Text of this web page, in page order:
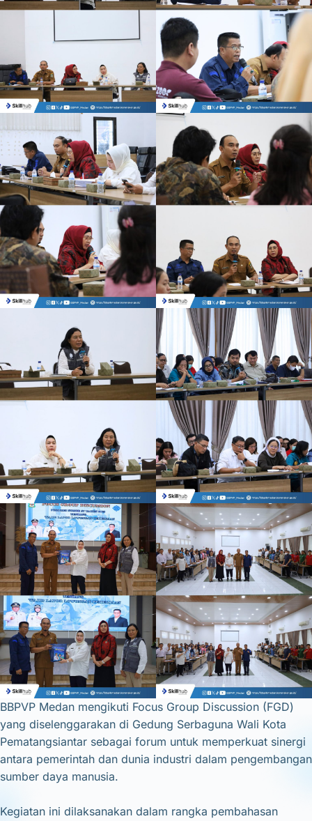
BBPVP Medan mengikuti Focus Group Discussion (FGD)
yang diselenggarakan di Gedung Serbaguna Wali Kota
Pematangsiantar sebagai forum untuk memperkuat sinergi
antara pemerintah dan dunia industri dalam pengembangan
sumber daya manusia.
Kegiatan ini dilaksanakan dalam rangka pembahasan